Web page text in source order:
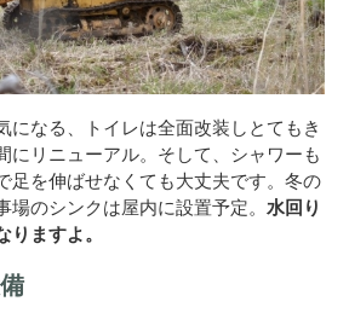
になる、トイレは全面改装しとてもき
にリニューアル。そして、シャワーも
足を伸ばせなくても大丈夫です。冬の
のシンクは屋内に設置予定。 水回り
ますよ。